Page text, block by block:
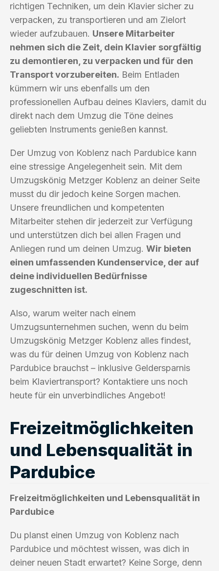
richtigen Techniken, um dein Klavier sicher zu
verpacken, zu transportieren und am Zielort
wieder aufzubauen. Unsere Mitarbeiter
nehmen sich die Zeit, dein Klavier sorgfältig
zu demontieren, zu verpacken und für den
Transport vorzubereiten. Beim Entladen
kümmern wir uns ebenfalls um den
professionellen Aufbau deines Klaviers, damit du
direkt nach dem Umzug die Töne deines
geliebten Instruments genießen kannst.
Der Umzug von Koblenz nach Pardubice kann
eine stressige Angelegenheit sein. Mit dem
Umzugskönig Metzger Koblenz an deiner Seite
musst du dir jedoch keine Sorgen machen.
Unsere freundlichen und kompetenten
Mitarbeiter stehen dir jederzeit zur Verfügung
und unterstützen dich bei allen Fragen und
Anliegen rund um deinen Umzug. Wir bieten
einen umfassenden Kundenservice, der auf
deine individuellen Bedürfnisse
zugeschnitten ist.
Also, warum weiter nach einem
Umzugsunternehmen suchen, wenn du beim
Umzugskönig Metzger Koblenz alles findest,
was du für deinen Umzug von Koblenz nach
Pardubice brauchst – inklusive Geldersparnis
beim Klaviertransport? Kontaktiere uns noch
heute für ein unverbindliches Angebot!
Freizeitmöglichkeiten
und Lebensqualität in
Pardubice
Freizeitmöglichkeiten und Lebensqualität in
Pardubice
Du planst einen Umzug von Koblenz nach
Pardubice und möchtest wissen, was dich in
deiner neuen Stadt erwartet? Keine Sorge, denn